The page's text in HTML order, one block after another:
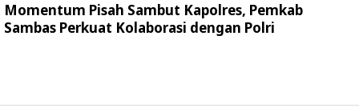
Momentum Pisah Sambut Kapolres, Pemkab
Sambas Perkuat Kolaborasi dengan Polri